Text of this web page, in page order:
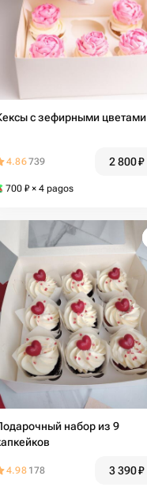
Кексы с зефирными цветами
4.86739 2 800₽
700 ₽ × 4 pagos
набор из 9
4.98 178 3 390₽